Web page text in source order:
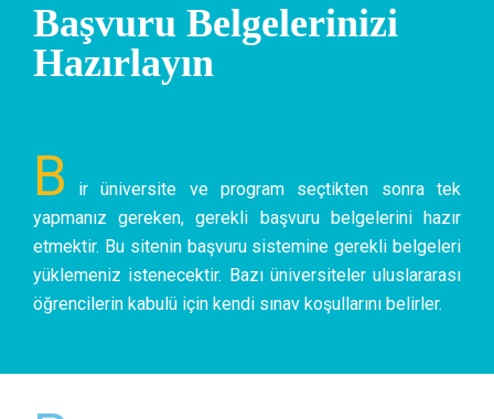
Başvuru Belgelerinizi
Hazırlayın
B
ir üniversite ve program seçtikten sonra tek
yapmanız gereken, gerekli başvuru belgelerini hazır
etmektir. Bu sitenin başvuru sistemine gerekli belgeleri
yüklemeniz istenecektir. Bazı üniversiteler uluslararası
öğrencilerin kabulü için kendi sınav koşullarını belirler.